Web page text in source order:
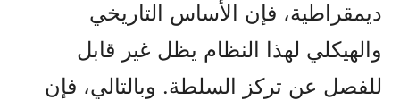
ديمقراطية، فإن الأساس التاريخي
والهيكلي لهذا النظام يظل غير قابل
للفصل عن تركز السلطة. وبالتالي، فإن